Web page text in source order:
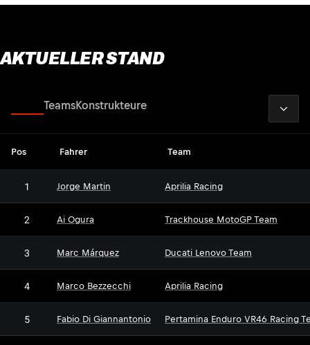
AKTUELLER STAND
TeamsKonstrukteure
Pos Fahrer Team
1 Jorge Martin Aprilia Racing
2 Ai Ogura Trackhouse MotoGP Team
3 Marc Márquez Ducati Lenovo Team
4 Marco Bezzecchi Aprilia Racing
5 Fabio Di Giannantonio Pertamina Enduro VR46 Racing